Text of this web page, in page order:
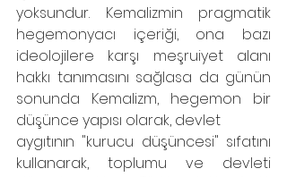
yoksundur. Kemalizmin pragmatik
hegemonyacı içeriği, ona bazı
ideolojilere karşı meşruiyet alanı
hakkı tanımasını sağlasa da günün
sonunda Kemalizm, hegemon bir
düşünce yapısı olarak, devlet
aygıtının "kurucu düşüncesi" sıfatını
kullanarak, toplumu ve devleti